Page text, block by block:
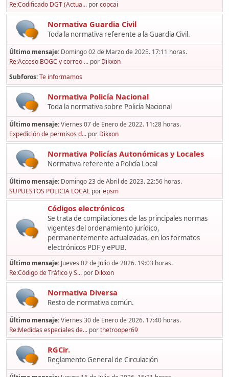
Re:Codificado DGT (Actua... porcopcai
Normativa Guardia Civil
Toda la normativa referente a la Guardia Civil.
Último mensaje: Domingo 02 de Marzo de 2025. 17:11 horas.
Re:Acceso BOGC y correo ... por Dikxon
Subforos Te informamos
Normativa Policía Nacional
Toda la normativa sobre Policía Nacional
Último mensaje:Viernes 07 de Enero de 2022. 11:28 horas.
Expedición de permisos d... por Dikxon
Normativa Policías Autonómicas y Locales
Normativa referente a Policía Local
Último mensaje: Domingo 23 de Abril de 2023. 22:56 horas.
SUPUESTOS POLICIA LOCAL porepsm
Códigos electrónicos
Se trata de compilaciones de las principales normas
vigentes del ordenamiento jurídico,
permanentemente actualizadas, en los formatos
electrónicos PDF y ePUB.
Último mensaje: Jueves 02 de Julio de 2026. 19:03 horas.
Re:Código de Tráfico y S... por Dikxon
Normativa Diversa
Resto de normativa común.
Último mensaje:Viernes 30 de Enero de 2026. 17:40 horas.
Re:Medidas especiales de... porthetrooper69
RGCir.
Reglamento General de Circulación